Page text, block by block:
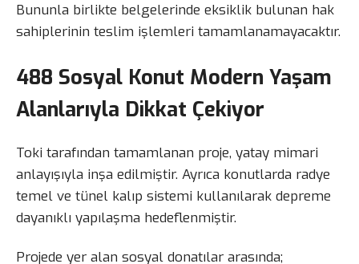
Bununla birlikte belgelerinde eksiklik bulunan hak
sahiplerinin teslim işlemleri tamamlanamayacaktır.
488 Sosyal Konut Modern Yaşam
Alanlarıyla Dikkat Çekiyor
Toki tarafından tamamlanan proje, yatay mimari
anlayışıyla inşa edilmiştir. Ayrıca konutlarda radye
temel ve tünel kalıp sistemi kullanılarak depreme
dayanıklı yapılaşma hedeflenmiştir.
Projede yer alan sosyal donatılar arasında;